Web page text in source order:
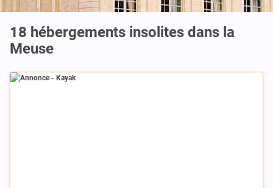
18 hébergements insolites dans la
Meuse
Annonce